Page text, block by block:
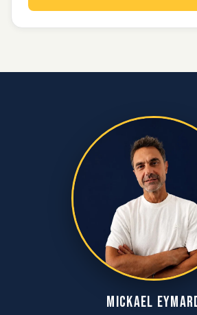
Mickael